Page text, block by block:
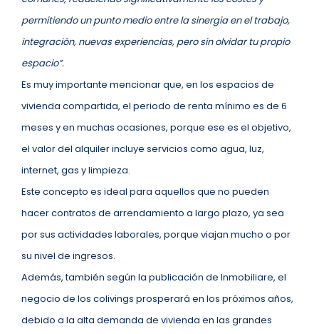
permitiendo un punto medio entre la sinergia en el trabajo,
integración, nuevas experiencias, pero sin olvidar tu propio
espacio”.
Es muy importante mencionar que, en los espacios de
vivienda compartida, el periodo de renta mínimo es de 6
meses y en muchas ocasiones, porque ese es el objetivo,
el valor del alquiler incluye servicios como agua, luz,
internet, gas y limpieza.
Este concepto es ideal para aquellos que no pueden
hacer contratos de arrendamiento a largo plazo, ya sea
por sus actividades laborales, porque viajan mucho o por
su nivel de ingresos.
Además, también según la publicación de Inmobiliare, el
negocio de los colivings prosperará en los próximos años,
debido a la alta demanda de vivienda en las grandes